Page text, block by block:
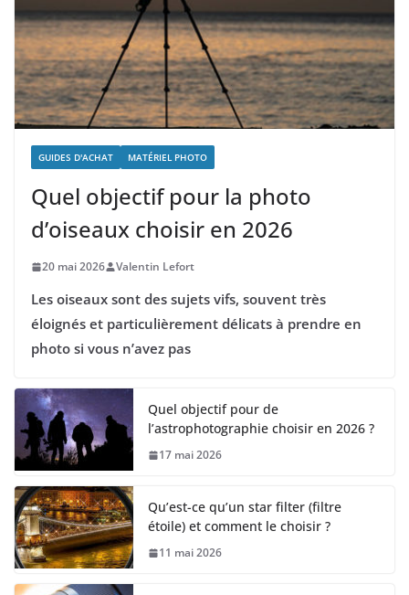
GUIDES D'ACHAT MATÉRIEL PHOTO
Quel objectif pour la photo
d’oiseaux choisir en 2026
20 mai 2026 Valentin Lefort
Les oiseaux sont des sujets vifs, souvent très
éloignés et particulièrement délicats à prendre en
photo si vous n’avez pas
Quel objectif pour de
l’astrophotographie choisir en 2026 ?
17 mai 2026
Qu’est-ce qu’un star filter (filtre
étoile) et comment le choisir ?
11 mai 2026